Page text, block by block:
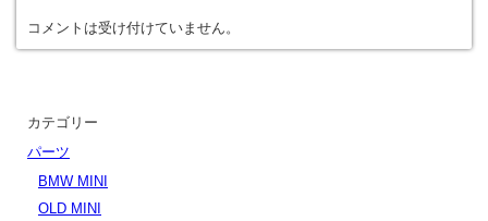
コメントは受け付けていません。
カテゴリー
パーツ
BMW MINI
OLD MINI